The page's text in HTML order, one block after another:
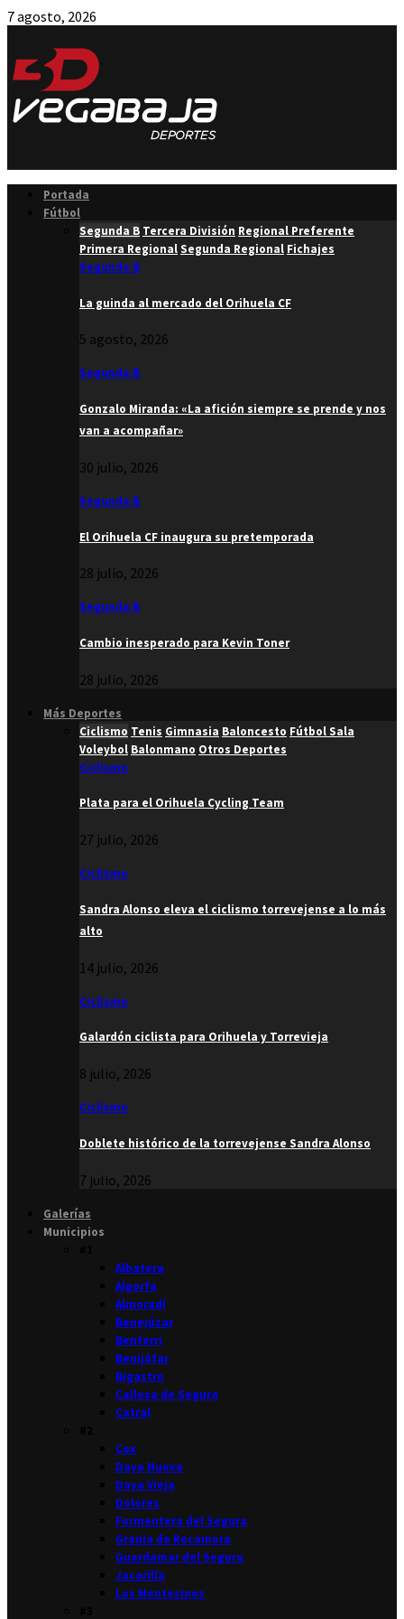
7 agosto, 2026
Portada
Fútbol
Segunda B Tercera División Regional Preferente
Primera RegionalSegunda Regional Fichajes
Segunda B
La guinda al mercado del Orihuela CF
5 agosto, 2026
Segunda B
Gonzalo Miranda: «La afición siempre se prende y nos
van a acompañar»
30 julio, 2026
Segunda B
El Orihuela CF inaugura su pretemporada
28 julio, 2026
Segunda B
Cambio inesperado para Kevin Toner
28 julio, 2026
Más Deportes
Ciclismo Tenis Gimnasia Baloncesto Fútbol Sala
Voleybol Balonmano Otros Deportes
Ciclismo
Plata para el Orihuela Cycling Team
27 julio, 2026
Ciclismo
Sandra Alonso eleva el ciclismo torrevejense a lo más
alto
14 julio, 2026
Ciclismo
Galardón ciclista para Orihuela y Torrevieja
8 julio, 2026
Ciclismo
Doblete histórico de la torrevejense Sandra Alonso
7 julio, 2026
Galerías
Municipios
Albatera
Algorfa
Almoradí
Benejúzar
Benferri
Benijófar
Bigastro
Callosa de Segura
Catral
Cox
Daya Nueva
Daya Vieja
Dolores
Formentera del Segura
Granja de Rocamora
Guardamar del Segura
Jacarilla
Los Montesinos